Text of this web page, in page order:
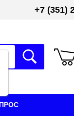
+7 (351)